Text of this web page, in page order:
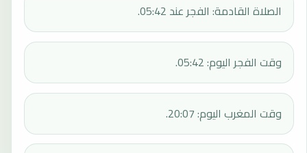
الصلاة القادمة: الفجر عند 05:42.
وقت الفجر اليوم: 05:42.
وقت المغرب اليوم: 20:07.